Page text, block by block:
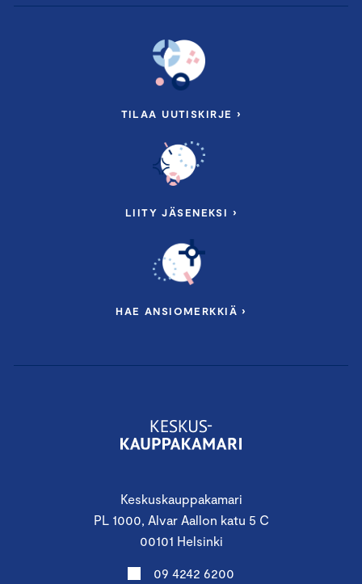
Keskuskauppakamari
PL 1000, Alvar Aallon katu 5 C
00101 Helsinki
09 4242 6200
TILAA UUTISKIRJE ›
LIITY JÄSENEKSI ›
HAE ANSIOMERKKIÄ ›